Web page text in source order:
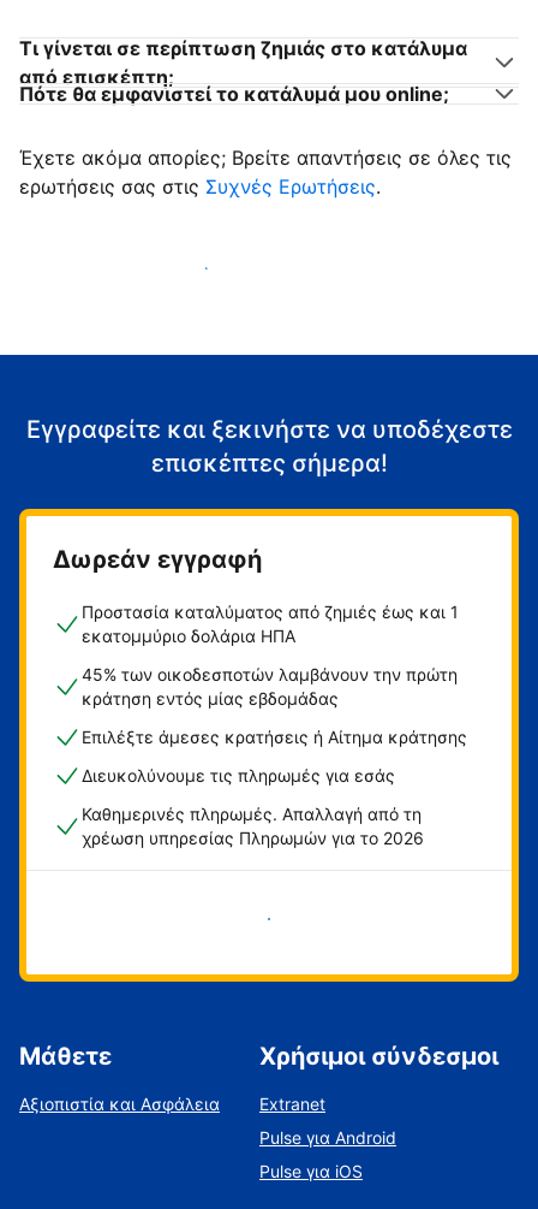
Τι γίνεται σε περίπτωση ζημιάς στο κατάλυμα
από επισκέπτη;
Πότε θα εμφανιστεί το κατάλυμά μου online;
Έχετε ακόμα απορίες; Βρείτε απαντήσεις σε όλες τις
ερωτήσεις σας στις Συχνές Ερωτήσεις.
Αρχίστε να υποδέχεστε επισκέπτες
Εγγραφείτε και ξεκινήστε να υποδέχεστε
επισκέπτες σήμερα!
Δωρεάν εγγραφή
Προστασία καταλύματος από ζημιές έως και 1
εκατομμύριο δολάρια ΗΠΑ
45% των οικοδεσποτών λαμβάνουν την πρώτη
κράτηση εντός μίας εβδομάδας
Επιλέξτε άμεσες κρατήσεις ή Αίτημα κράτησης
Διευκολύνουμε τις πληρωμές για εσάς
Καθημερινές πληρωμές. Απαλλαγή από τη
χρέωση υπηρεσίας Πληρωμών για το 2026
Ξεκινήστε τώρα
Μάθετε
Αξιοπιστία και Ασφάλεια
Χρήσιμοι σύνδεσμοι
Extranet
Pulse για Android
Pulse για iOS